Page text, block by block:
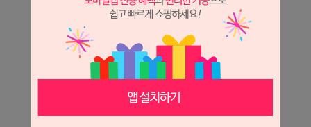
※ 필독해주세요 ※
는 시세 변동에 따라 가격이 달라질 수 있으니
문의 후 주문 바랍니다.